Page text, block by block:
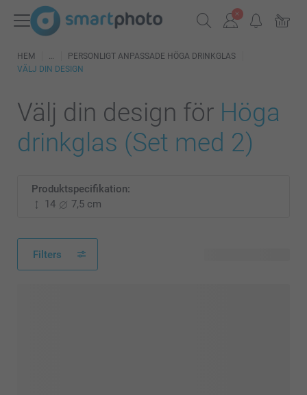
HEM
PERSONLIGT ANPASSADE HÖGA DRINKGLAS
VÄLJ DIN DESIGN
Välj din design för Höga
drinkglas (Set med 2)
Produktspecifikation:
14
7,5 cm
Filters